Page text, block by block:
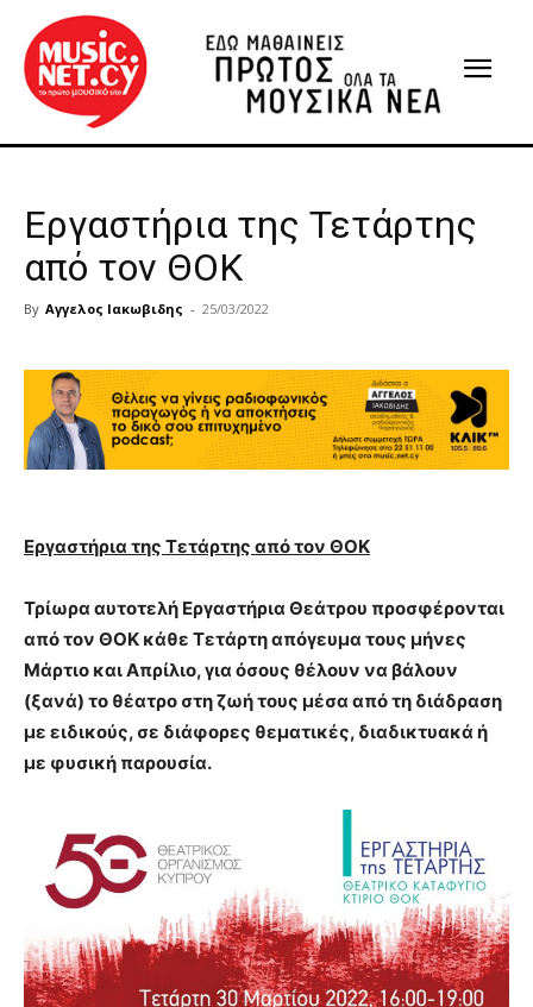
Εργαστήρια της Τετάρτης
από τον ΘΟΚ
By Αγγελος Ιακωβιδης - 25/03/2022
Εργαστήρια της Τετάρτης από τον ΘΟΚ
Τρίωρα αυτοτελή Εργαστήρια Θεάτρου προσφέρονται
από τον ΘΟΚ κάθε Τετάρτη απόγευμα τους μήνες
Μάρτιο και Απρίλιο, για όσους θέλουν να βάλουν
(ξανά) το θέατρο στη ζωή τους μέσα από τη διάδραση
με ειδικούς, σε διάφορες θεματικές, διαδικτυακά ή
με φυσική παρουσία.